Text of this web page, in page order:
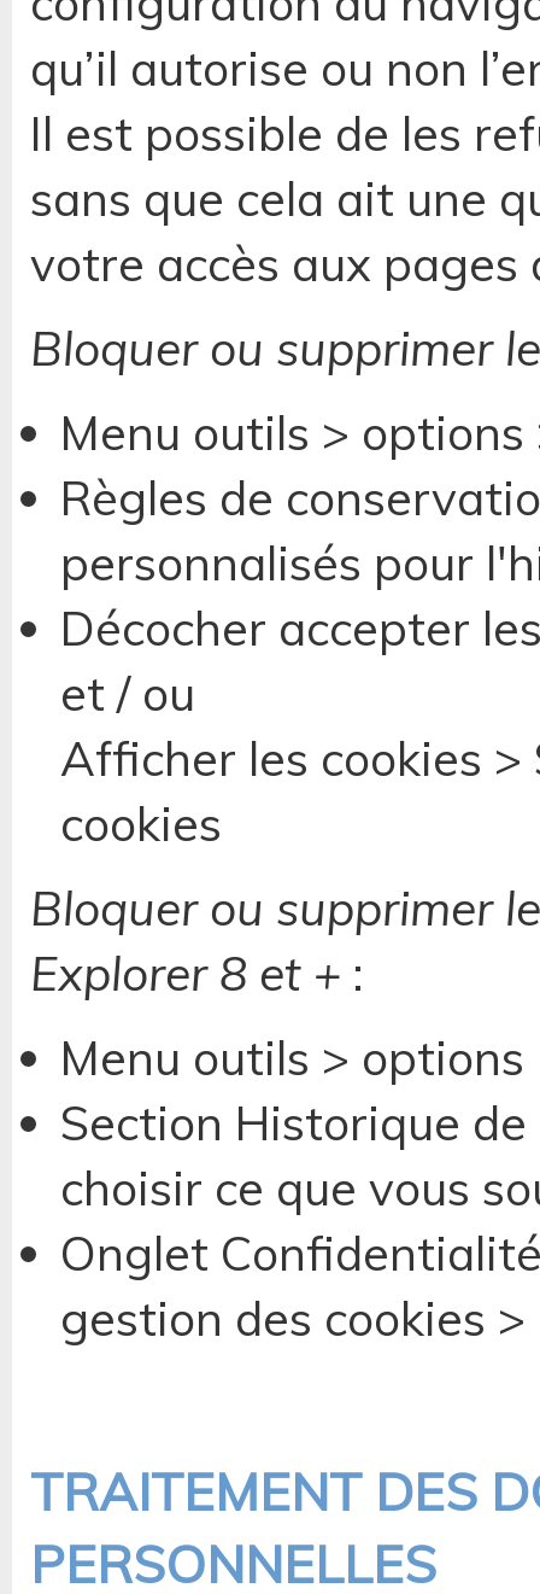
qu’il autorise ou non
Il est possible de les
sans que cela ait une
votre accès aux pages
Bloquer ou supprimer
Menu outils >
Règles de
personnalisés pour
Décocher accepter
et / ou
Afficher les cookies
cookies
Bloquer ou supprimer
Explorer 8 et + :
Menu outils >
Section Historique
choisir ce que vous
Onglet
gestion des cookies
TRAITEMENT DES
PERSONNELLES